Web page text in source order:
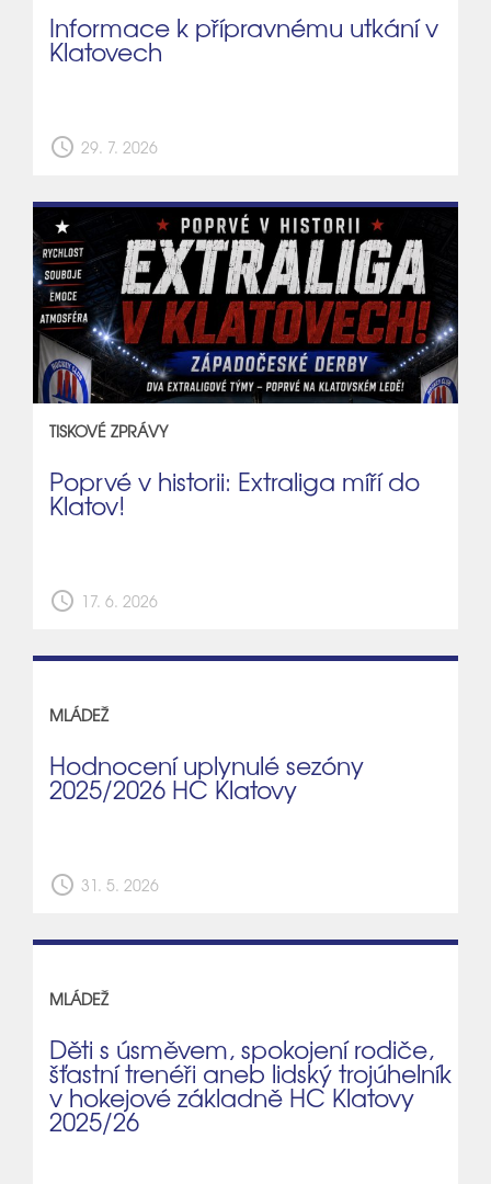
Informace k přípravnému utkání v
Klatovech
schedule 29. 7. 2026
TISKOVÉ ZPRÁVY
Poprvé v historii: Extraliga míří do
Klatov!
schedule 17. 6. 2026
MLÁDEŽ
Hodnocení uplynulé sezóny
2025/2026 HC Klatovy
schedule 31. 5. 2026
MLÁDEŽ
Děti s úsměvem, spokojení rodiče,
šťastní trenéři aneb lidský trojúhelník
v hokejové základně HC Klatovy
2025/26